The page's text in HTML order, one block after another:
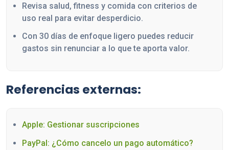
Revisa salud, fitness y comida con criterios de
uso real para evitar desperdicio.
Con 30 días de enfoque ligero puedes reducir
gastos sin renunciar a lo que te aporta valor.
Referencias externas:
Apple: Gestionar suscripciones
PayPal: ¿Cómo cancelo un pago automático?